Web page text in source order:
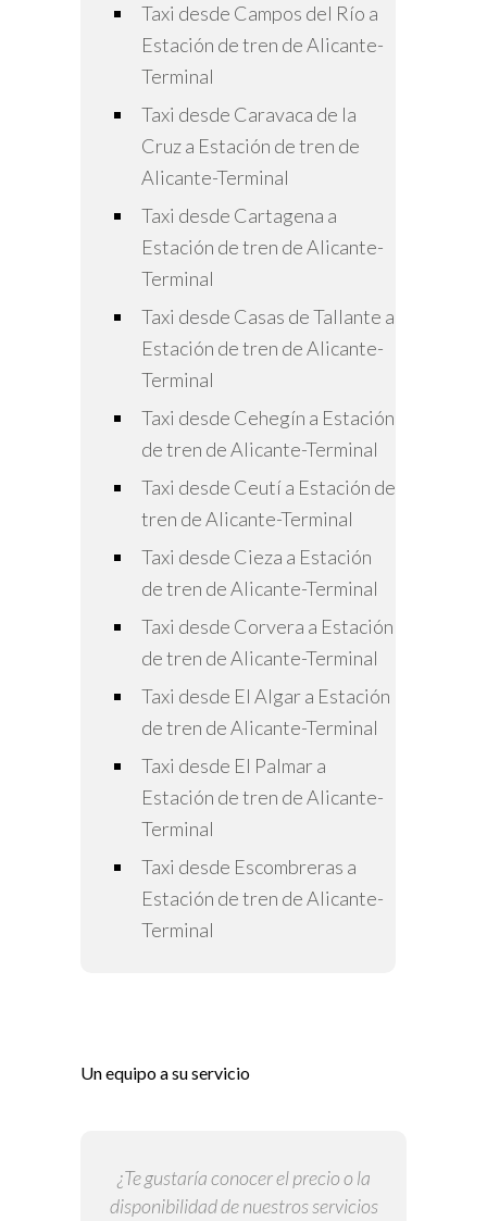
Taxi desde Campos del Río a
Estación de tren de Alicante-
Terminal
Taxi desde Caravaca de la
Cruz a Estación de tren de
Alicante-Terminal
Taxi desde Cartagena a
Estación de tren de Alicante-
Terminal
Taxi desde Casas de Tallante a
Estación de tren de Alicante-
Terminal
Taxi desde Cehegín a Estación
de tren de Alicante-Terminal
Taxi desde Ceutí a Estación de
tren de Alicante-Terminal
Taxi desde Cieza a Estación
de tren de Alicante-Terminal
Taxi desde Corvera a Estación
de tren de Alicante-Terminal
Taxi desde El Algar a Estación
de tren de Alicante-Terminal
Taxi desde El Palmar a
Estación de tren de Alicante-
Terminal
Taxi desde Escombreras a
Estación de tren de Alicante-
Terminal
Un equipo a su servicio
¿Te gustaría conocer el precio o la
disponibilidad de nuestros servicios